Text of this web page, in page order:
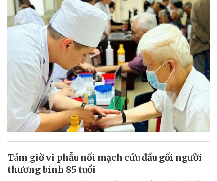
Tám giờ vi phẫu nối mạch cứu đầu gối người
thương binh 85 tuổi